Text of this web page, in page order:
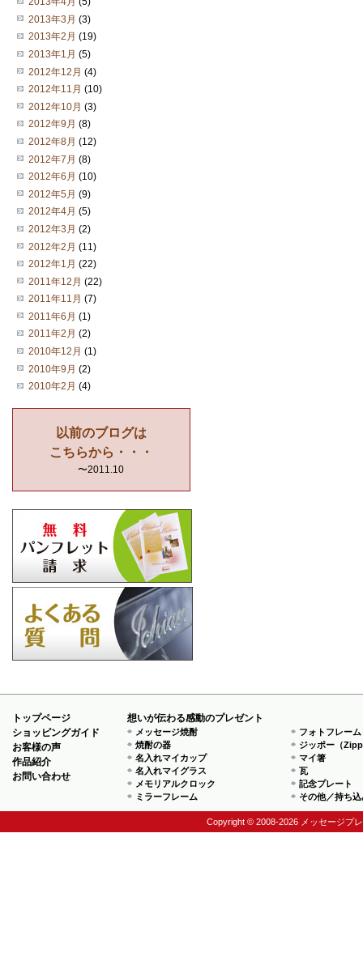
2013年3月 (3)
2013年2月 (19)
2013年1月 (5)
2012年12月 (4)
2012年11月 (10)
2012年10月 (3)
2012年9月 (8)
2012年8月 (12)
2012年7月 (8)
2012年6月 (10)
2012年5月 (9)
2012年4月 (5)
2012年3月 (2)
2012年2月 (11)
2012年1月 (22)
2011年12月 (22)
2011年11月 (7)
2011年6月 (1)
2011年2月 (2)
2010年12月 (1)
2010年9月 (2)
2010年2月 (4)
以前のブログは
こちらから・・・
〜2011.10
トップページ
ショッピングガイド
お客様の声
作品紹介
お問い合わせ
想いが伝わる感動のプレゼント
メッセージ焼酎
焼酎の器
名入れマイカップ
名入れマイグラス
メモリアルクロック
ミラーフレーム
フォトフレーム
ジッポー（
マイ箸
瓦
記念プレート
その他／持ち
Copyright © 2008-2026 メッセージプ